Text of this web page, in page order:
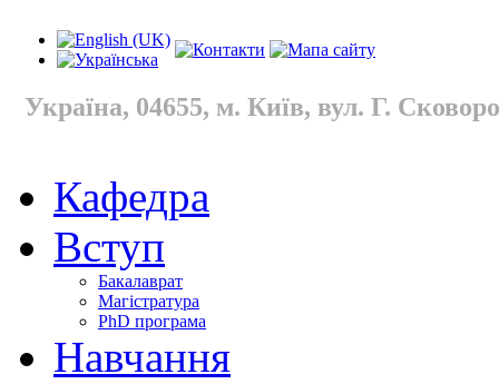
Україна, 04655, м. Київ, вул. Г.
Кафедра
Вступ
Бакалаврат
Магістратура
PhD програма
Навчання